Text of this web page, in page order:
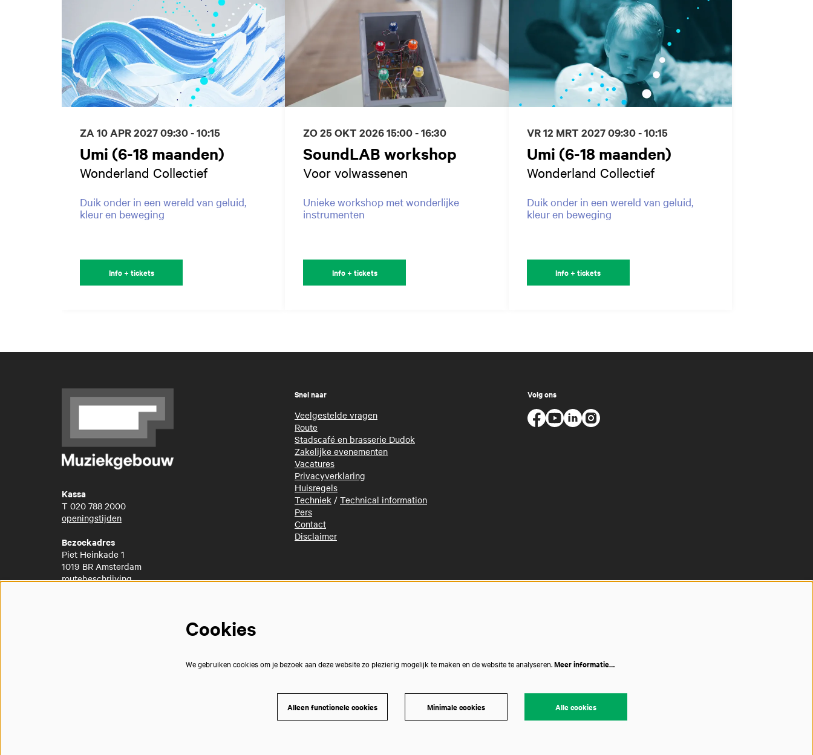
Umi (6-18 maanden)
Wonderland Collectief
Duik onder in een wereld van geluid,
kleur en beweging
ZA 10 APR 202709:30 - 10:15
Info + tickets
SoundLAB workshop
Voor volwassenen
Unieke workshop met wonderlijke
instrumenten
ZO 25 OKT 202615:00 - 16:30
Info + tickets
Umi (6-18 maanden)
Wonderland Collectief
Duik onder in een wereld van geluid,
kleur en beweging
VR 12 MRT 202709:30 - 10:15
Info + tickets
Kassa
T 020 788 2000
openingstijden
Bezoekadres
Piet Heinkade 1
1019 BR Amsterdam
routebeschrijving
Snel naar
Veelgestelde vragen
Route
Stadscafé en brasserie Dudok
Zakelijke evenementen
Vacatures
Privacyverklaring
Huisregels
Techniek / Technical information
Pers
Contact
Disclaimer
Volg ons
Cookies
We gebruiken cookies om je bezoek aan deze website zo plezierig mogelijk te maken en de website te analyseren.Meer informatie…
Alleen functionele cookies Minimale cookies Alle cookies